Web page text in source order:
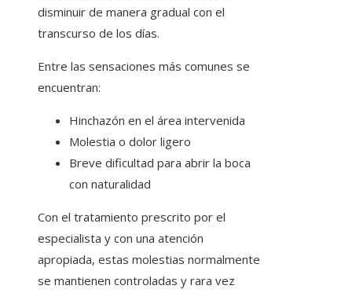
disminuir de manera gradual con el
transcurso de los días.
Entre las sensaciones más comunes se
encuentran:
Hinchazón en el área intervenida
Molestia o dolor ligero
Breve dificultad para abrir la boca
con naturalidad
Con el tratamiento prescrito por el
especialista y con una atención
apropiada, estas molestias normalmente
se mantienen controladas y rara vez